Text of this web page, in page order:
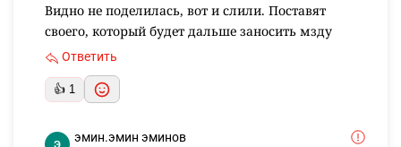
Видно не поделилась, вот и слили. Поставят
своего, который будет дальше заносить мзду
Ответить
👍 1
эмин.эмин эминов